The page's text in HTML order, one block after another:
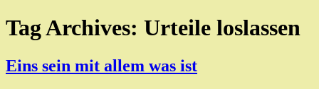
Tag Archives: Urteile loslassen
Eins sein mit allem was ist